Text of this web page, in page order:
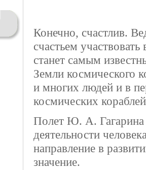
Конечно, счастлив.
счастьем
станет самым
Земли космического
и многих людей и в
космических
Полет Ю. А. Гагарина
деятельности
направление в
значение.